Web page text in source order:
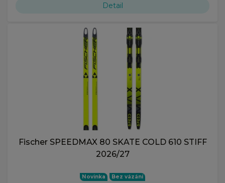
Detail
Fischer SPEEDMAX 80 SKATE COLD 610 STIFF
2026/27
Novinka Bez vázání